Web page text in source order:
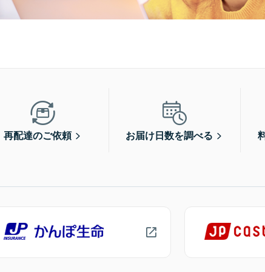
再配達のご依頼 お届け日数を調べる